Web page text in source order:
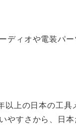
ディオや電装パ
上の日本の工具
やすさから、日